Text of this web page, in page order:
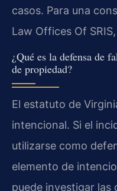
casos. Para una
Law Offices Of
¿Qué es la defensa de
de propiedad?
El estatuto de
intencional. Si el
utilizarse como
elemento de
puede investigar las